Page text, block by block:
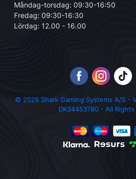
Måndag-torsdag: 09:30-16:50
Fredag: 09:30-16:30
Lördag: 12.00 - 16.00
© 2026 Shark Gaming Systems A/S -
DK34453780 - All Rights